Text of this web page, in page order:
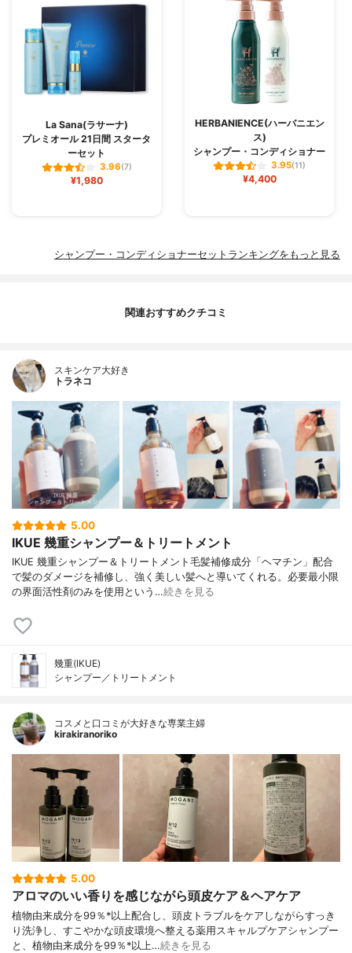
La Sana(ラサーナ)
プレミオール 21日間 スタータ
ーセット
3.96(7)
¥1,980
HERBANIENCE(ハーバニエン
ス)
シャンプー・コンディショナー
3.95(11)
¥4,400
シャンプー・コンディショナーセットランキングをもっと見る
関連おすすめクチコミ
スキンケア大好き
トラネコ
5.00
IKUE 幾重シャンプー＆トリートメント
IKUE 幾重シャンプー＆トリートメント毛髪補修成分「ヘマチン」配合
で髪のダメージを補修し、強く美しい髪へと導いてくれる。必要最小限
の界面活性剤のみを使用という…続きを見る
幾重(IKUE)
シャンプー／トリートメント
コスメと口コミが大好きな専業主婦
kirakiranoriko
5.00
アロマのいい香りを感じながら頭皮ケア＆ヘアケア
植物由来成分を99％*以上配合し、頭皮トラブルをケアしながらすっき
り洗浄し、すこやかな頭皮環境へ整える薬用スキャルプケアシャンプー
と、植物由来成分を99％*以上…続きを見る